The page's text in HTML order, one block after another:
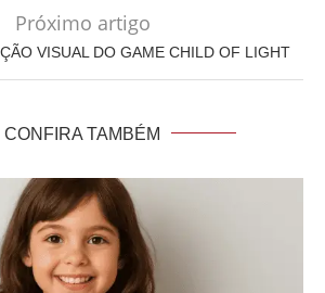
Próximo artigo
VISUAL DO GAME CHILD OF LIGHT
CONFIRA TAMBÉM